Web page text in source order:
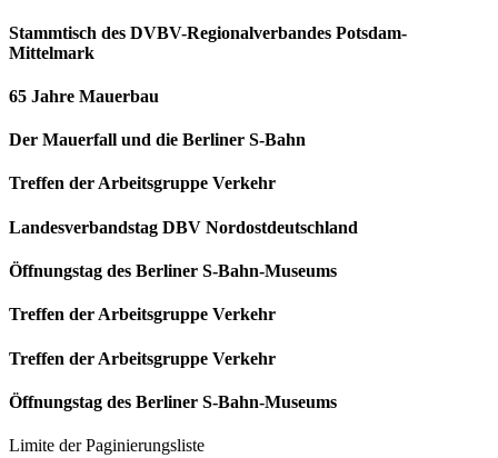
Stammtisch des DVBV-Regionalverbandes Potsdam-
Mittelmark
65 Jahre Mauerbau
Der Mauerfall und die Berliner S-Bahn
Treffen der Arbeitsgruppe Verkehr
Landesverbandstag DBV Nordostdeutschland
Öffnungstag des Berliner S-Bahn-Museums
Treffen der Arbeitsgruppe Verkehr
Treffen der Arbeitsgruppe Verkehr
Öffnungstag des Berliner S-Bahn-Museums
Limite der Paginierungsliste